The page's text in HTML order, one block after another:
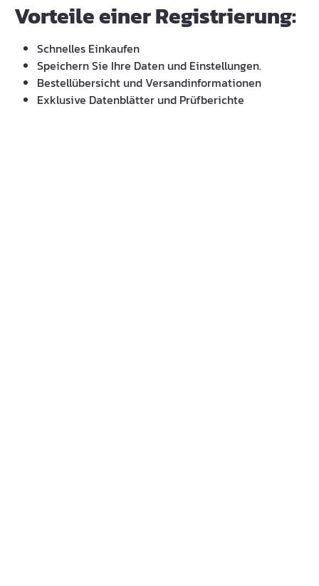
Vorteile einer Registrierung:
Schnelles Einkaufen
Speichern Sie Ihre Daten und Einstellungen.
Bestellübersicht und Versandinformationen
Exklusive Datenblätter und Prüfberichte